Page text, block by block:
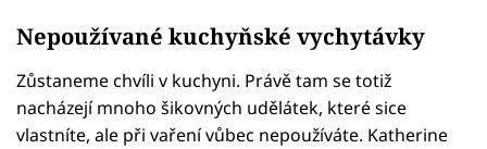
Nepoužívané kuchyňské vychytávky
Zůstaneme chvíli v kuchyni. Právě tam se totiž
nacházejí mnoho šikovných udělátek, které sice
vlastníte, ale při vaření vůbec nepoužíváte. Katherine